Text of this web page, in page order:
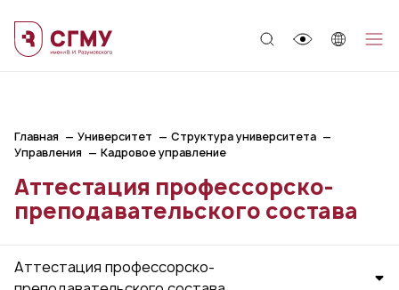
Главная Университет
Структура университета
Управления
Кадровое управление
Аттестация профессорско-
преподавательского состава
Аттестация профессорско-